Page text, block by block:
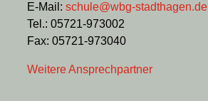
E-Mail: schule@wbg-stadthagen.de
Tel.: 05721-973002
Fax: 05721-973040
Weitere Ansprechpartner